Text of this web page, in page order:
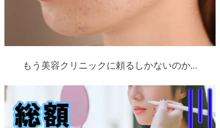
もう美容クリニックに頼るしかないのか…